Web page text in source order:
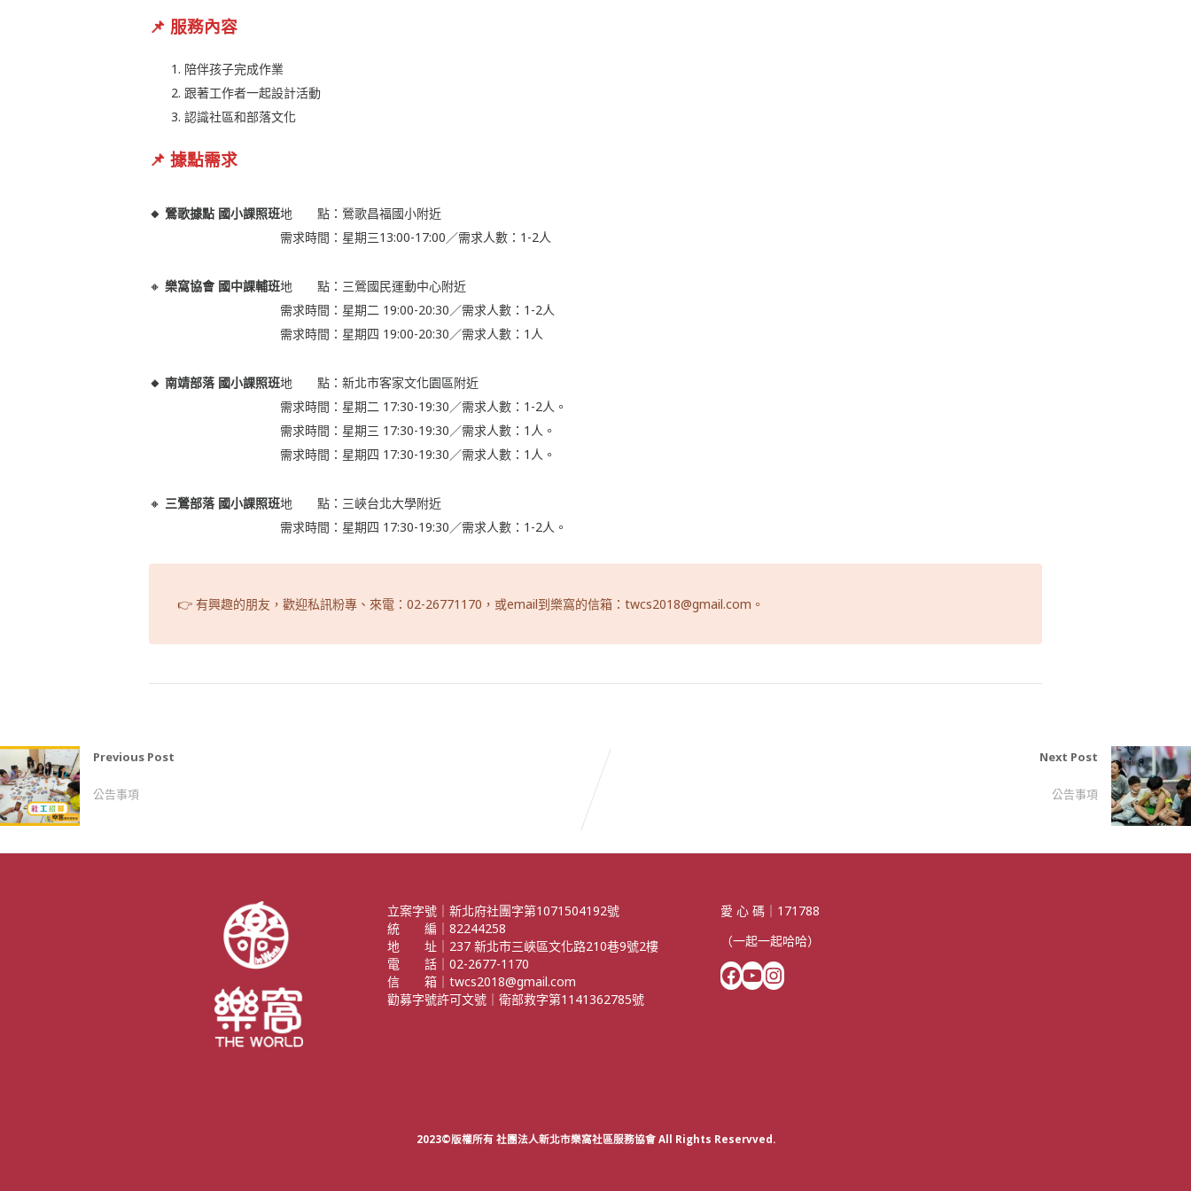
📌 服務內容
陪伴孩子完成作業
跟著工作者一起設計活動
認識社區和部落文化
📌 據點需求
🔸 鶯歌據點 國小課照班地 點：鶯歌昌福國小附近
需求時間：星期三13:00-17:00／需求人數：1-2人
🔸 樂窩協會 國中課輔班地 點：三鶯國民運動中心附近
需求時間：星期二 19:00-20:30／需求人數：1-2人
需求時間：星期四 19:00-20:30／需求人數：1人
🔸 南靖部落 國小課照班地 點：新北市客家文化園區附近
需求時間：星期二 17:30-19:30／需求人數：1-2人。
需求時間：星期三 17:30-19:30／需求人數：1人。
需求時間：星期四 17:30-19:30／需求人數：1人。
🔸 三鶯部落 國小課照班地 點：三峽台北大學附近
需求時間：星期四 17:30-19:30／需求人數：1-2人。
👉 有興趣的朋友，歡迎私訊粉專、來電：02-26771170，或email到樂窩的信箱：twcs2018@gmail.com。
Previous Post
公告事項
Next Post
公告事項
立案字號｜新北府社團字第1071504192號
統 編｜82244258
地 址｜237 新北市三峽區文化路210巷9號2樓
電 話｜02-2677-1170
信 箱｜twcs2018@gmail.com
勸募字號許可文號｜衛部救字第1141362785號
愛 心 碼｜171788
（一起一起哈哈）
Facebook YouTube Instagram
2023©版權所有 社團法人新北市樂窩社區服務協會 All Rights Reservved.